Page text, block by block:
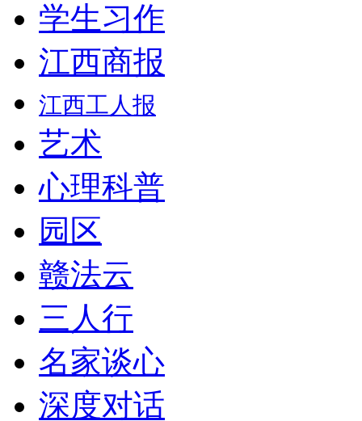
学生习作
江西商报
江西工人报
艺术
心理科普
园区
赣法云
三人行
名家谈心
深度对话